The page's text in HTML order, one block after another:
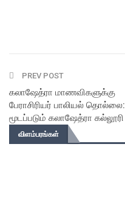
PREV POST
கலாஷேத்ரா மாணவிகளுக்கு
பேராசிரியர் பாலியல் தொல்லை:
மூடப்படும் கலாஷேத்ரா கல்லூரி
விளம்பரங்கள்